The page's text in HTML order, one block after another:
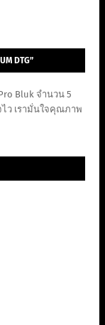
DTG”
Bluk จำนวน 5
ไว เรามั่นใจคุณภาพ